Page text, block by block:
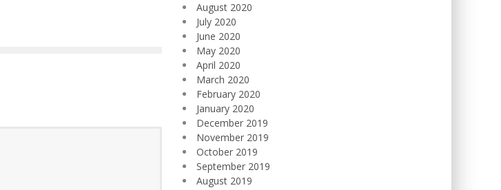
August 2020
July 2020
June 2020
May 2020
April 2020
March 2020
February 2020
January 2020
December 2019
November 2019
October 2019
September 2019
August 2019